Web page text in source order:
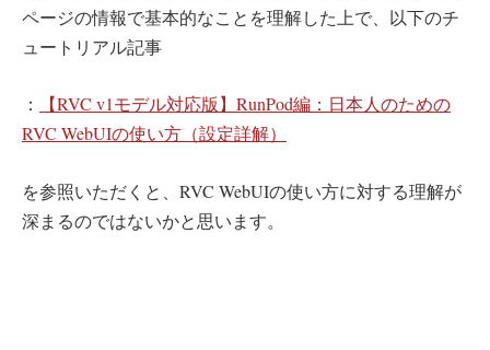
ページの情報で基本的なことを理解した上で、以下のチ
ュートリアル記事
：
【RVC v1モデル対応版】RunPod編：日本人のための
RVC WebUIの使い方（設定詳解）
を参照いただくと、RVC WebUIの使い方に対する理解が
深まるのではないかと思います。